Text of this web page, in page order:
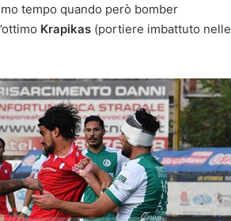
tempo quando però bomber
Krapikas (portiere imbattuto nelle